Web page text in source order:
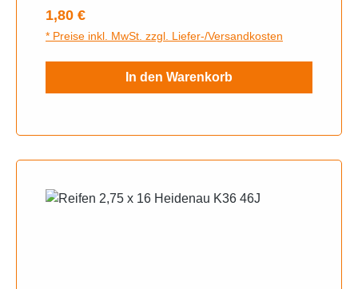
Regulärer Preis:
1,80 €
* Preise inkl. MwSt. zzgl. Liefer-/Versandkosten
In den Warenkorb